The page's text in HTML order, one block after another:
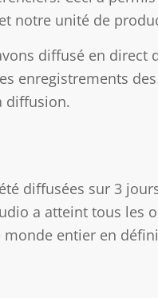
notre unité de
diffusé en direct
enregistrements
diffusion.
diffusées sur 3
a atteint tous
monde entier en